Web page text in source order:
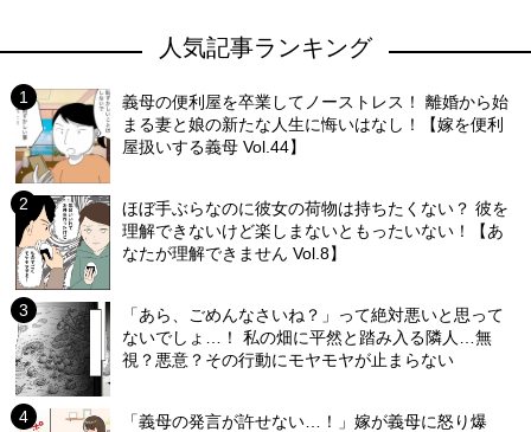
人気記事ランキング
義母の便利屋を卒業してノーストレス！ 離婚から始
まる妻と娘の新たな人生に悔いはなし！【嫁を便利
屋扱いする義母 Vol.44】
ほぼ手ぶらなのに彼女の荷物は持ちたくない？ 彼を
理解できないけど楽しまないともったいない！【あ
なたが理解できません Vol.8】
「あら、ごめんなさいね？」って絶対悪いと思って
ないでしょ…！ 私の畑に平然と踏み入る隣人…無
視？悪意？その行動にモヤモヤが止まらない
「義母の発言が許せない…！」嫁が義母に怒り爆